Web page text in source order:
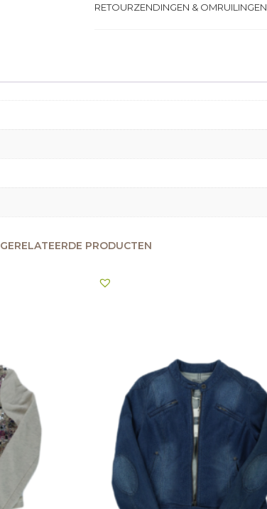
RETOURZENDINGEN & OMRUILINGEN
GERELATEERDE PRODUCTEN